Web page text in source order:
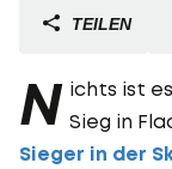
TEILEN
N ichts ist
Sieg in
Sieger in der